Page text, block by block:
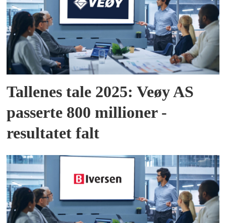
Tallenes tale 2025: Veøy AS
passerte 800 millioner -
resultatet falt